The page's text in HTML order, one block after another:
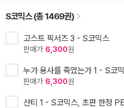
S코믹스 (총 1469권)
고스트 픽서즈 3 - S코믹스
판매가 6,300원
누가 용사를 죽였는가 1 - S코
판매가 6,300원
샨티 1 - S코믹스, 초판 한정